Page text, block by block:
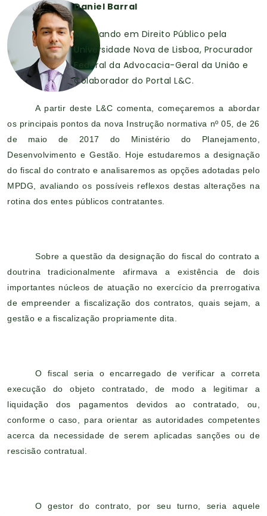
Daniel Barral
Mestrando em Direito Público pela
Universidade Nova de Lisboa, Procurador
Federal da Advocacia-Geral da União e
Colaborador do Portal L&C.
A partir deste L&C comenta, começaremos a abordar
os principais pontos da nova Instrução normativa nº 05, de 26
de maio de 2017 do Ministério do Planejamento,
Desenvolvimento e Gestão. Hoje estudaremos a designação
do fiscal do contrato e analisaremos as opções adotadas pelo
MPDG, avaliando os possíveis reflexos destas alterações na
rotina dos entes públicos contratantes.
Sobre a questão da designação do fiscal do contrato a
doutrina tradicionalmente afirmava a existência de dois
importantes núcleos de atuação no exercício da prerrogativa
de empreender a fiscalização dos contratos, quais sejam, a
gestão e a fiscalização propriamente dita.
O fiscal seria o encarregado de verificar a correta
execução do objeto contratado, de modo a legitimar a
liquidação dos pagamentos devidos ao contratado, ou,
conforme o caso, para orientar as autoridades competentes
acerca da necessidade de serem aplicadas sanções ou de
rescisão contratual.
O gestor do contrato, por seu turno, seria aquele